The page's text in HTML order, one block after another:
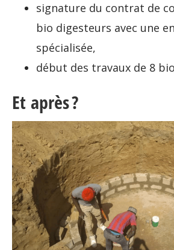
signature du contrat de
bio digesteurs avec une
spécialisée,
début des travaux de 8
Et après ?